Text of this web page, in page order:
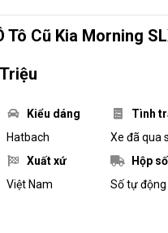
Tô Cũ Kia Morning
Kiểu dáng
Hatbach
Tình
Xe đã qua
Xuất xứ
Việt Nam
Hộp số
Số tự động